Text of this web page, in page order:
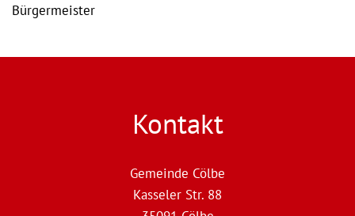
Bürgermeister
Kontakt
Gemeinde Cölbe
Kasseler Str. 88